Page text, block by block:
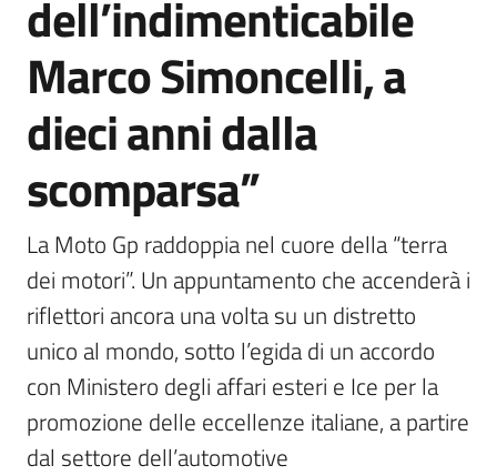
dell’indimenticabile
Marco Simoncelli, a
dieci anni dalla
scomparsa”
La Moto Gp raddoppia nel cuore della “terra
dei motori”. Un appuntamento che accenderà i
riflettori ancora una volta su un distretto
unico al mondo, sotto l’egida di un accordo
con Ministero degli affari esteri e Ice per la
promozione delle eccellenze italiane, a partire
dal settore dell’automotive